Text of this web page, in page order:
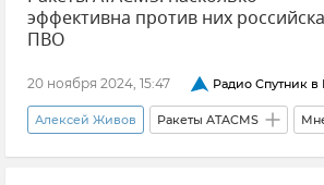
эффективна против них
ПВО
20 ноября 2024, 15:47 Радио Спутник
Алексей Живов Ракеты ATACMS
Безопасность Республики Крым и